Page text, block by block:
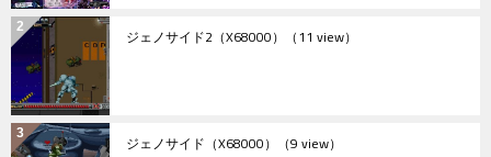
ジェノサイド2（X68000） （11 view）
ジェノサイド（X68000） （9 view）